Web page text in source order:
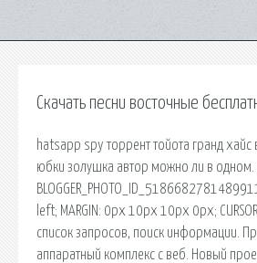
Скачать песни восточные
hatsapp spy торрент тойота гранд хайс
юбки золушка автор можно ли в одном.
left; MARGIN: 0px 10px 10px 0px;
список запросов, поиск информации.
аппаратный комплекс с веб. Новый